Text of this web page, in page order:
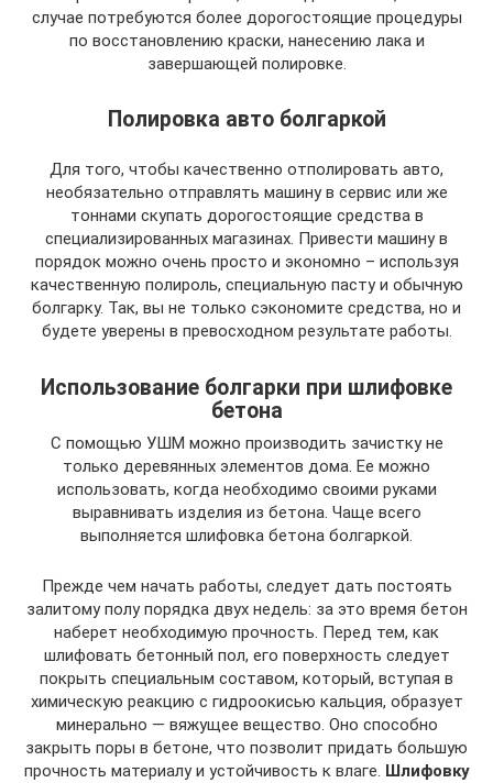
случае потребуются более дорогостоящие процедуры
по восстановлению краски, нанесению лака и
завершающей полировке.
Полировка авто болгаркой
Для того, чтобы качественно отполировать авто,
необязательно отправлять машину в сервис или же
тоннами скупать дорогостоящие средства в
специализированных магазинах. Привести машину в
порядок можно очень просто и экономно – используя
качественную полироль, специальную пасту и обычную
болгарку. Так, вы не только сэкономите средства, но и
будете уверены в превосходном результате работы.
Использование болгарки при шлифовке
бетона
С помощью УШМ можно производить зачистку не
только деревянных элементов дома. Ее можно
использовать, когда необходимо своими руками
выравнивать изделия из бетона. Чаще всего
выполняется шлифовка бетона болгаркой.
Прежде чем начать работы, следует дать постоять
залитому полу порядка двух недель: за это время бетон
наберет необходимую прочность. Перед тем, как
шлифовать бетонный пол, его поверхность следует
покрыть специальным составом, который, вступая в
химическую реакцию с гидроокисью кальция, образует
минерально — вяжущее вещество. Оно способно
закрыть поры в бетоне, что позволит придать большую
прочность материалу и устойчивость к влаге. Шлифовку